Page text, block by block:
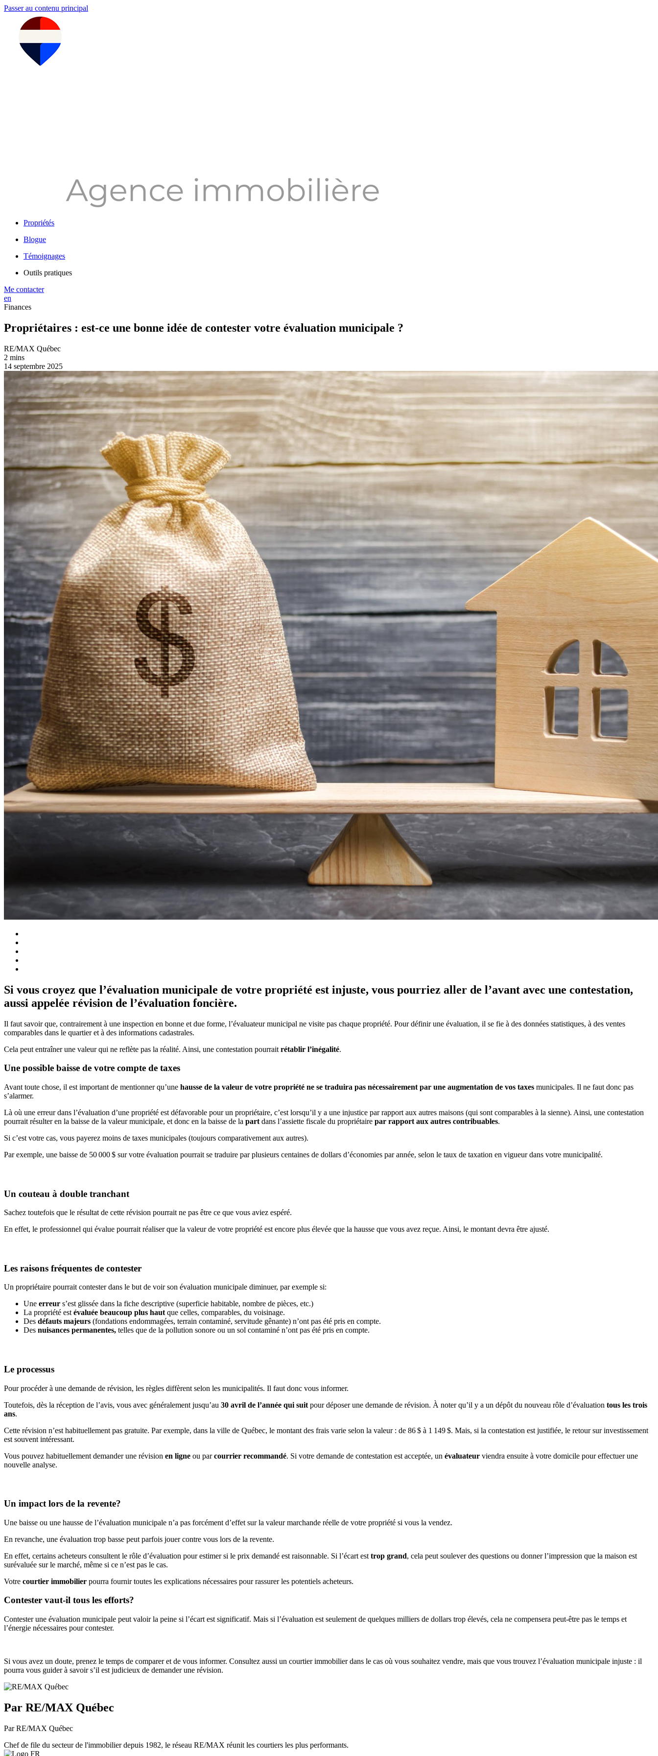
Passer au contenu principal
Propriétés
Blogue
Témoignages
Outils pratiques
Me contacter
en
Finances
Propriétaires : est-ce une bonne idée de contester votre évaluation municipale ?
RE/MAX Québec
2 mins
14 septembre 2025
Si vous croyez que l’évaluation municipale de votre propriété est injuste, vous pourriez aller de l’avant avec une contestation,
aussi appelée révision de l’évaluation foncière.
Il faut savoir que, contrairement à une inspection en bonne et due forme, l’évaluateur municipal ne visite pas chaque propriété. Pour définir une évaluation, il se fie à des données statistiques, à des ventes
comparables dans le quartier et à des informations cadastrales.
Cela peut entraîner une valeur qui ne reflète pas la réalité. Ainsi, une contestation pourrait rétablir l’inégalité.
Une possible baisse de votre compte de taxes
Avant toute chose, il est important de mentionner qu’une hausse de la valeur de votre propriété ne se traduira pas nécessairement par une augmentation de vos taxes municipales. Il ne faut donc pas
s’alarmer.
Là où une erreur dans l’évaluation d’une propriété est défavorable pour un propriétaire, c’est lorsqu’il y a une injustice par rapport aux autres maisons (qui sont comparables à la sienne). Ainsi, une contestation
pourrait résulter en la baisse de la valeur municipale, et donc en la baisse de la part dans l’assiette fiscale du propriétaire par rapport aux autres contribuables.
Si c’est votre cas, vous payerez moins de taxes municipales (toujours comparativement aux autres).
Par exemple, une baisse de 50 000 $ sur votre évaluation pourrait se traduire par plusieurs centaines de dollars d’économies par année, selon le taux de taxation en vigueur dans votre municipalité.
Un couteau à double tranchant
Sachez toutefois que le résultat de cette révision pourrait ne pas être ce que vous aviez espéré.
En effet, le professionnel qui évalue pourrait réaliser que la valeur de votre propriété est encore plus élevée que la hausse que vous avez reçue. Ainsi, le montant devra être ajusté.
Les raisons fréquentes de contester
Un propriétaire pourrait contester dans le but de voir son évaluation municipale diminuer, par exemple si:
Une erreur s’est glissée dans la fiche descriptive (superficie habitable, nombre de pièces, etc.)
La propriété est évaluée beaucoup plus haut que celles, comparables, du voisinage.
Des défauts majeurs (fondations endommagées, terrain contaminé, servitude gênante) n’ont pas été pris en compte.
Des nuisances permanentes, telles que de la pollution sonore ou un sol contaminé n’ont pas été pris en compte.
Le processus
Pour procéder à une demande de révision, les règles diffèrent selon les municipalités. Il faut donc vous informer.
Toutefois, dès la réception de l’avis, vous avec généralement jusqu’au 30 avril de l’année qui suit pour déposer une demande de révision. À noter qu’il y a un dépôt du nouveau rôle d’évaluation tous les trois
ans.
Cette révision n’est habituellement pas gratuite. Par exemple, dans la ville de Québec, le montant des frais varie selon la valeur : de 86 $ à 1 149 $. Mais, si la contestation est justifiée, le retour sur investissement
est souvent intéressant.
Vous pouvez habituellement demander une révision en ligne ou parcourrier recommandé. Si votre demande de contestation est acceptée, un évaluateur viendra ensuite à votre domicile pour effectuer une
nouvelle analyse.
Un impact lors de la revente?
Une baisse ou une hausse de l’évaluation municipale n’a pas forcément d’effet sur la valeur marchande réelle de votre propriété si vous la vendez.
En revanche, une évaluation trop basse peut parfois jouer contre vous lors de la revente.
En effet, certains acheteurs consultent le rôle d’évaluation pour estimer si le prix demandé est raisonnable. Si l’écart est trop grand, cela peut soulever des questions ou donner l’impression que la maison est
surévaluée sur le marché, même si ce n’est pas le cas.
Votre courtier immobilier pourra fournir toutes les explications nécessaires pour rassurer les potentiels acheteurs.
Contester vaut-il tous les efforts?
Contester une évaluation municipale peut valoir la peine si l’écart est significatif. Mais si l’évaluation est seulement de quelques milliers de dollars trop élevés, cela ne compensera peut-être pas le temps et
l’énergie nécessaires pour contester.
Si vous avez un doute, prenez le temps de comparer et de vous informer. Consultez aussi un courtier immobilier dans le cas où vous souhaitez vendre, mais que vous trouvez l’évaluation municipale injuste : il
pourra vous guider à savoir s’il est judicieux de demander une révision.
Par RE/MAX Québec
Par RE/MAX Québec
Chef de file du secteur de l'immobilier depuis 1982, le réseau RE/MAX réunit les courtiers les plus performants.